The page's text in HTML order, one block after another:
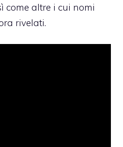
come altre i cui nomi
rivelati.